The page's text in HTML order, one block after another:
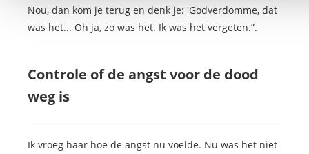
Nou, dan kom je terug en denk je: 'Godverdomme, dat
was het... Oh ja, zo was het. Ik was het vergeten.”.
Controle of de angst voor de dood
weg is
Ik vroeg haar hoe de angst nu voelde. Nu was het niet